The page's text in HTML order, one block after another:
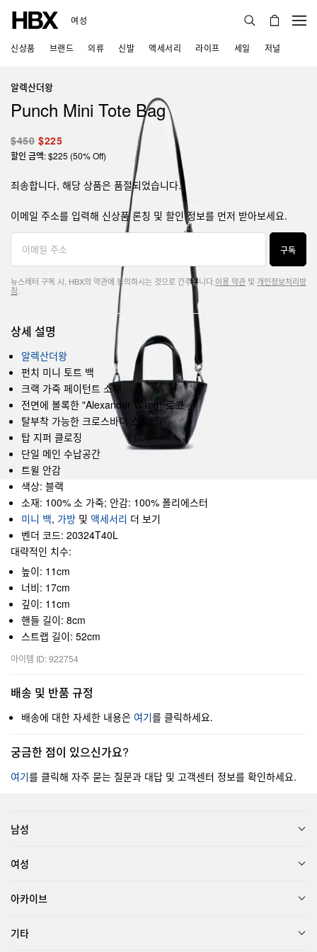
여성
신상품 브랜드 의류 신발 액세서리 라이프 세일 저널
알렉산더왕
Punch Mini Tote Bag
$450 $225
할인 금액: $225 (50% Off)
죄송합니다, 해당 상품은 품절되었습니다.
이메일 주소를 입력해 신상품 론칭 및 할인 정보를 먼저 받아보세요.
구독
뉴스레터 구독 시, HBX의 약관에 동의하시는 것으로 간주됩니다. 이용 약관 및 개인정보처리방
침
상세 설명
알렉산더왕
펀치 미니 토트 백
크랙 가죽 페이턴트 소재
전면에 볼록한 "Alexander Wang" 로고
탈부착 가능한 크로스바디 스트랩
탑 지퍼 클로징
단일 메인 수납공간
트윌 안감
색상: 블랙
소재: 100% 소 가죽; 안감: 100% 폴리에스터
미니 백, 가방 및 액세서리 더 보기
벤더 코드: 20324T40L
대략적인 치수:
높이: 11cm
너비: 17cm
깊이: 11cm
핸들 길이: 8cm
스트랩 길이: 52cm
아이템 ID: 922754
배송 및 반품 규정
배송에 대한 자세한 내용은 여기를 클릭하세요.
궁금한 점이 있으신가요?
여기를 클릭해 자주 묻는 질문과 대답 및 고객센터 정보를 확인하세요.
남성
여성
아카이브
기타